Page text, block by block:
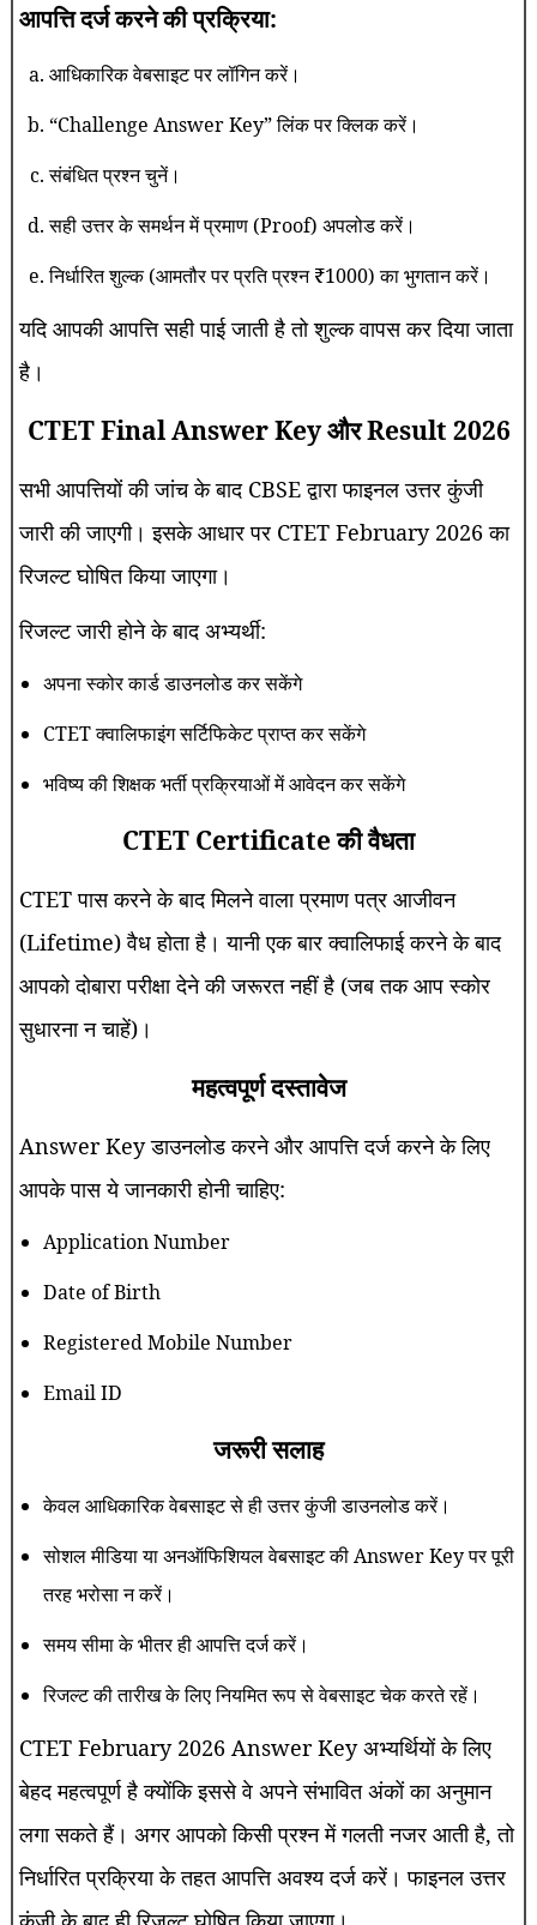
आपत्ति दर्ज करने की प्रक्रिया:
आधिकारिक वेबसाइट पर लॉगिन करें।
“Challenge Answer Key” लिंक पर क्लिक करें।
संबंधित प्रश्न चुनें।
सही उत्तर के समर्थन में प्रमाण (Proof) अपलोड करें।
निर्धारित शुल्क (आमतौर पर प्रति प्रश्न ₹1000) का भुगतान करें।
यदि आपकी आपत्ति सही पाई जाती है तो शुल्क वापस कर दिया जाता
है।
CTET Final Answer Key और Result 2026
सभी आपत्तियों की जांच के बाद CBSE द्वारा फाइनल उत्तर कुंजी
जारी की जाएगी। इसके आधार पर CTET February 2026 का
रिजल्ट घोषित किया जाएगा।
रिजल्ट जारी होने के बाद अभ्यर्थी:
अपना स्कोर कार्ड डाउनलोड कर सकेंगे
CTET क्वालिफाइंग सर्टिफिकेट प्राप्त कर सकेंगे
भविष्य की शिक्षक भर्ती प्रक्रियाओं में आवेदन कर सकेंगे
CTET Certificate की वैधता
CTET पास करने के बाद मिलने वाला प्रमाण पत्र आजीवन
(Lifetime) वैध होता है। यानी एक बार क्वालिफाई करने के बाद
आपको दोबारा परीक्षा देने की जरूरत नहीं है (जब तक आप स्कोर
सुधारना न चाहें)।
महत्वपूर्ण दस्तावेज
Answer Key डाउनलोड करने और आपत्ति दर्ज करने के लिए
आपके पास ये जानकारी होनी चाहिए:
Application Number
Date of Birth
Registered Mobile Number
Email ID
जरूरी सलाह
केवल आधिकारिक वेबसाइट से ही उत्तर कुंजी डाउनलोड करें।
सोशल मीडिया या अनऑफिशियल वेबसाइट की Answer Key पर पूरी
तरह भरोसा न करें।
समय सीमा के भीतर ही आपत्ति दर्ज करें।
रिजल्ट की तारीख के लिए नियमित रूप से वेबसाइट चेक करते रहें।
CTET February 2026 Answer Key अभ्यर्थियों के लिए
बेहद महत्वपूर्ण है क्योंकि इससे वे अपने संभावित अंकों का अनुमान
लगा सकते हैं। अगर आपको किसी प्रश्न में गलती नजर आती है, तो
निर्धारित प्रक्रिया के तहत आपत्ति अवश्य दर्ज करें। फाइनल उत्तर